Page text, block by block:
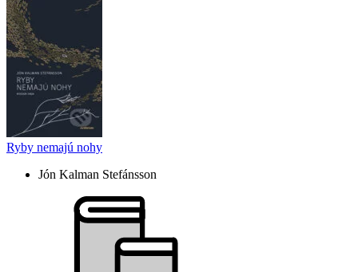
Ryby nemajú nohy
Jón Kalman Stefánsson